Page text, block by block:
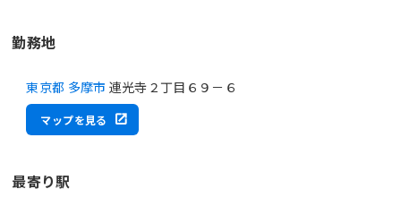
勤務地
東京都 多摩市 連光寺２丁目６９－６
マップを見る
最寄り駅